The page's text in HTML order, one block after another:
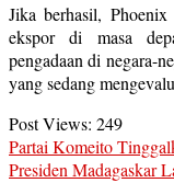
Jika berhasil,
ekspor di masa
pengadaan di negara-
yang sedang
Post Views: 249
Partai Komeito
Presiden Madagaskar